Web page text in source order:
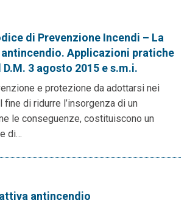
di Prevenzione Incendi – La
Applicazioni pratiche
3 agosto 2015 e s.m.i.
e protezione da adottarsi nei
fine di ridurre l’insorgenza di un
le conseguenze, costituiscono un
di…
antincendio